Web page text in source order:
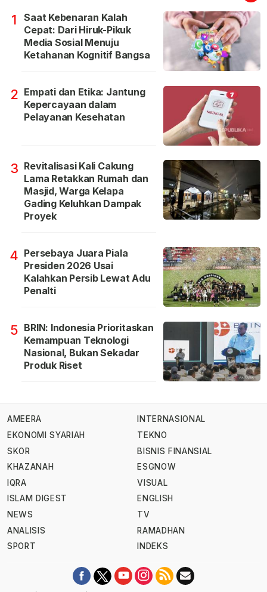
1
Saat Kebenaran Kalah
Cepat: Dari Hiruk-Pikuk
Media Sosial Menuju
Ketahanan Kognitif Bangsa
2 Empati dan Etika: Jantung
Kepercayaan dalam
Pelayanan Kesehatan
3 Revitalisasi Kali Cakung
Lama Retakkan Rumah dan
Masjid, Warga Kelapa
Gading Keluhkan Dampak
Proyek
4 Persebaya Juara Piala
Presiden 2026 Usai
Kalahkan Persib Lewat Adu
Penalti
5 BRIN: Indonesia Prioritaskan
Kemampuan Teknologi
Nasional, Bukan Sekadar
Produk Riset
AMEERA
EKONOMI SYARIAH
SKOR
KHAZANAH
IQRA
ISLAM DIGEST
NEWS
ANALISIS
SPORT
INTERNASIONAL
TEKNO
BISNIS FINANSIAL
ESGNOW
VISUAL
ENGLISH
TV
RAMADHAN
INDEKS